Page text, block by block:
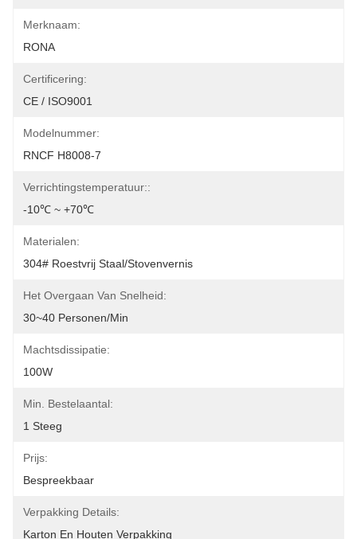
Merknaam:
RONA
Certificering:
CE / ISO9001
Modelnummer:
RNCF H8008-7
Verrichtingstemperatuur::
-10℃ ~ +70℃
Materialen:
304# Roestvrij Staal/Stovenvernis
Het Overgaan Van Snelheid:
30~40 Personen/min
Machtsdissipatie:
100W
Min. Bestelaantal:
1 Steeg
Prijs:
Bespreekbaar
Verpakking Details:
Karton En Houten Verpakking